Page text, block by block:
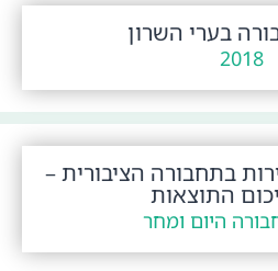
בערי השרון
2018
בתחבורה הציבורית –
התוצאות
היום ומחר